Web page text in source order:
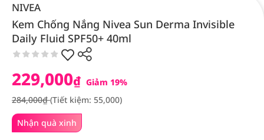
NIVEA
Kem Chống Nắng Nivea Sun Derma Invisible
Daily Fluid SPF50+ 40ml
Nhận quà xinh
229,000₫ Giảm 19%
284,000₫(Tiết kiệm: 55,000)